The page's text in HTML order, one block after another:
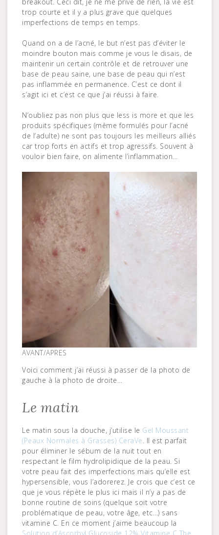
trop courte et il y a plus grave que quelques
imperfections de temps en temps.
Quand on a de l’acné, le but n’est pas d’éviter le
moindre bouton mais comme je vous le disais, de
maintenir un certain contrôle et de retrouver une
base de peau saine, une base de peau qui n’est
pas inflammée en permanence. C’est ce dont il
s’agit ici et c’est ce que j’ai réussi à faire.
N’oubliez pas non plus que less is more et que les
produits spécifiques (même formulés pour l’acné
de l’adulte) ne sont pas toujours les meilleurs alliés
car trop forts en actifs et trop agressifs. Souvent à
vouloir bien faire, on alimente l’inflammation…
AVANT/APRES
Voici comment j’ai réussi à passer de la photo de
gauche à la photo de droite…
Le matin
Le matin sous la douche, j’utilise le Gel Moussant
(Peaux Normales à Grasses) CeraVe. Il est parfait
pour éliminer le sébum de la nuit tout en
respectant le film hydrolipidique de la peau. Si
votre peau fait des imperfections mais qu’elle est
hypersensible, vous l’adorerez. Je crois que c’est ce
que je vous répète le plus ici mais il n’y a pas de
bonne routine de soins (quelque soit votre
problématique de peau, votre âge, etc…) sans
vitamine C. En ce moment j’aime beaucoup la